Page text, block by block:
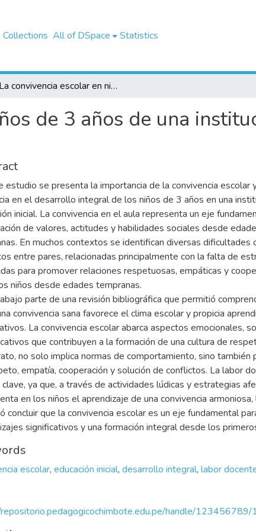
All of DSpace Statistics
La convivencia escolar en niños de 3 años de una institución educativa en Huamachuco
de 3 años de una
estudio se presenta la importancia de la convivencia escolar
en el desarrollo integral de los niños de 3 años en una
inicial. La convivencia en el aula representa un eje
de valores, actitudes y habilidades sociales desde
En muchos contextos se identifican diversas dificultades
entre pares, relacionadas principalmente con la falta de
para promover relaciones respetuosas, empáticas y
niños desde edades tempranas.
parte de una revisión bibliográfica que permitió
convivencia sana favorece el clima escolar y propicia
La convivencia escolar abarca aspectos emocionales,
que contribuyen a la formación de una cultura de
no solo implica normas de comportamiento, sino también
empatía, cooperación y solución de conflictos. La labor
ya que, a través de actividades lúdicas y estrategias
en los niños el aprendizaje de una convivencia armoniosa,
concluir que la convivencia escolar es un eje fundamental
significativos y una formación integral desde los
escolar, educación inicial, desarrollo integral, labor
handle/123456789/